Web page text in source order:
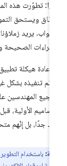
: تطوّرت هذه
ويستحق
يريد زملاؤنا
الصحيحة
إعادة هيكلة تطبيق
تم تنفيذه بشكل
المهندسين على
الأولية، قبل
جدًا، بل إنّهم
باستخدام التطوير